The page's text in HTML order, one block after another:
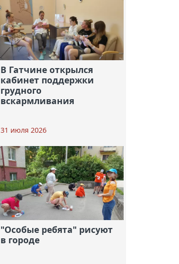
В Гатчине открылся
кабинет поддержки
грудного
вскармливания
31 июля 2026
"Особые ребята" рисуют
в городе